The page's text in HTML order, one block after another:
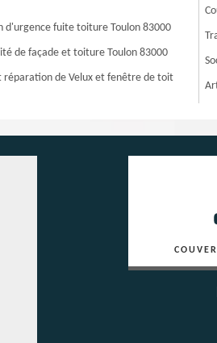
d'urgence fuite toiture Toulon 83000
de façade et toiture Toulon 83000
réparation de Velux et fenêtre de toit